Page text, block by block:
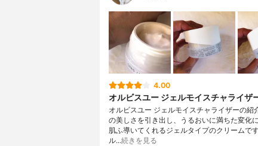
4.00
オルビスユー ジェルモイスチャライザ
オルビスユー ジェルモイスチャライザーの紹
の美しさを引き出し、うるおいに満ちた変化
肌ふ導いてくれるジェルタイプのクリームで
ル…続きを見る